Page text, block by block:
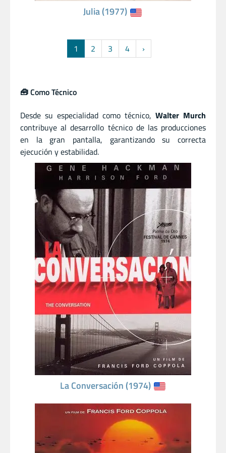
Julia (1977)
1 2 3 4 ›
🧰 Como Técnico
Desde su especialidad como técnico, Walter Murch
contribuye al desarrollo técnico de las producciones
en la gran pantalla, garantizando su correcta
ejecución y estabilidad.
La Conversación (1974)